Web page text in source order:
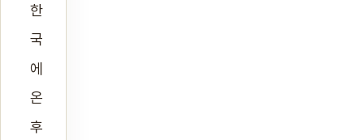
한
국
에
온
후